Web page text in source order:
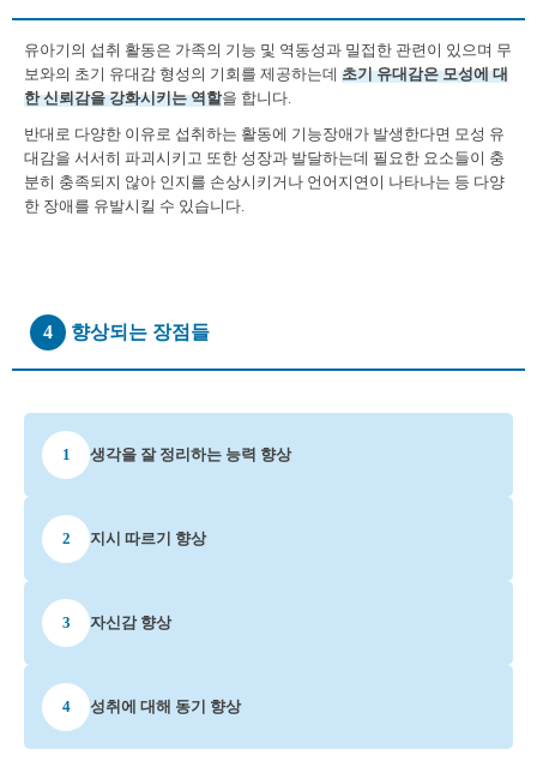
유아기의 섭취 활동은 가족의 기능 및 역동성과 밀접한 관련이 있으며 무
보와의 초기 유대감 형성의 기회를 제공하는데 초기 유대감은 모성에 대
한 신뢰감을 강화시키는 역할을 합니다.
반대로 다양한 이유로 섭취하는 활동에 기능장애가 발생한다면 모성 유
대감을 서서히 파괴시키고 또한 성장과 발달하는데 필요한 요소들이 충
분히 충족되지 않아 인지를 손상시키거나 언어지연이 나타나는 등 다양
한 장애를 유발시킬 수 있습니다.
4 향상되는 장점들
1 생각을 잘 정리하는 능력 향상
2 지시 따르기 향상
3 자신감 향상
4 성취에 대해 동기 향상